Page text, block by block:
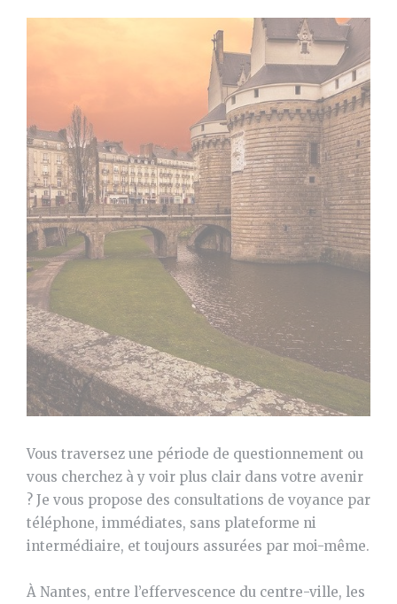
Vous traversez une période de questionnement ou
vous cherchez à y voir plus clair dans votre avenir
? Je vous propose des consultations de voyance par
téléphone, immédiates, sans plateforme ni
intermédiaire, et toujours assurées par moi-même.
À Nantes, entre l’effervescence du centre-ville, les